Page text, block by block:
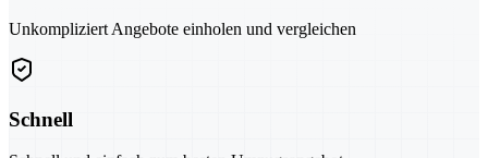
Unkompliziert Angebote einholen und vergleichen
Schnell